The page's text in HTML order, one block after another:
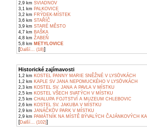
2,9 km SVIADNOV
3,1 km PALKOVICE
3,2 km FRÝDEK-MÍSTEK
3,6 km STAŘÍČ
3,9 km STARÉ MĚSTO
4,7 km BAŠKA
4,8 km ŽABEŇ
5,8 km METYLOVICE
[Další... (18)]
Historické zajímavosti
1,2 km KOSTEL PANNY MARIE SNĚŽNÉ V LYSŮVKÁCH
1,2 km KAPLE SV JANA NEPOMUCKÉHO V LYSŮVKÁCH
2,3 km KOSTEL SV. JANA A PAVLA V MÍSTKU
2,5 km KOSTEL VŠECH SVATÝCH V MÍSTKU
2,5 km CHALUPA FOJTSTVÍ A MUZEUM CHLEBOVIC
2,6 km KOSTEL SV. JAKUBA V MÍSTKU
2,9 km JANÁČKŮV PARK V MÍSTKU
2,9 km PAMÁTNÍK NA MÍSTĚ BÝVALÝCH ČAJÁNKOVÝCH
[Další... (102)]